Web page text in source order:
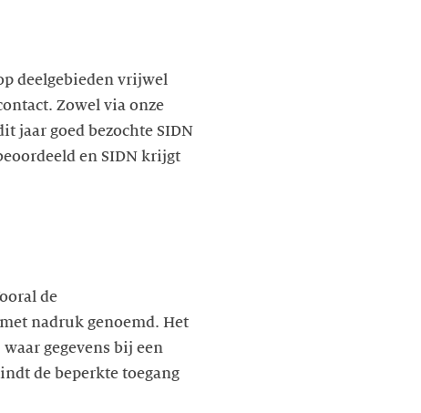
deelgebieden vrijwel
Zowel via onze
jaar goed bezochte SIDN
en SIDN krijgt
de
nadruk genoemd. Het
gegevens bij een
de beperkte toegang